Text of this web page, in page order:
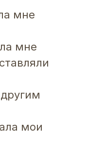
мне
мне
мои